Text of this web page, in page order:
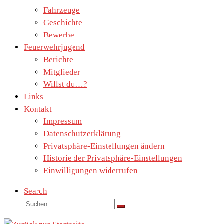
Fahrzeuge
Geschichte
Bewerbe
Feuerwehrjugend
Berichte
Mitglieder
Willst du…?
Links
Kontakt
Impressum
Datenschutzerklärung
Privatsphäre-Einstellungen ändern
Historie der Privatsphäre-Einstellungen
Einwilligungen widerrufen
Search
Suche
Suchen …